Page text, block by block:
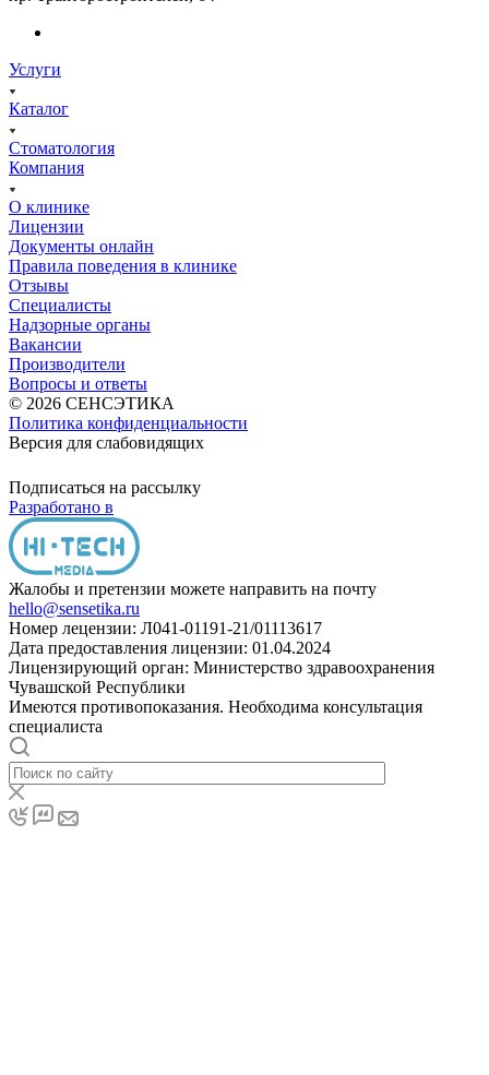
Услуги
Каталог
Стоматология
Компания
О клинике
Лицензии
Документы онлайн
Правила поведения в клинике
Отзывы
Специалисты
Надзорные органы
Вакансии
Производители
Вопросы и ответы
© 2026 СЕНСЭТИКА
Политика конфиденциальности
Версия для слабовидящих
Подписаться на рассылку
Разработано в
Жалобы и претензии можете направить на почту
hello@sensetika.ru
Номер лецензии: Л041-01191-21/01113617
Дата предоставления лицензии: 01.04.2024
Лицензирующий орган: Министерство здравоохранения
Чувашской Республики
Имеются противопоказания. Необходима консультация
специалиста